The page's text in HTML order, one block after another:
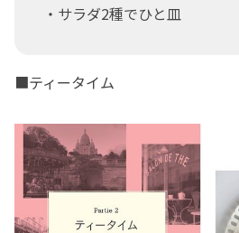
・サラダ2種でひと皿
■ティータイム